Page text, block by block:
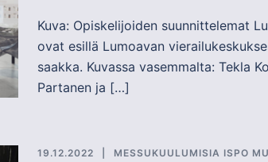
Kuva: Opiskelijoiden suunnittelemat
ovat esillä Lumoavan
saakka. Kuvassa vasemmalta: Tekla
Partanen ja […]
19.12.2022 MESSUKUULUMISIA ISPO